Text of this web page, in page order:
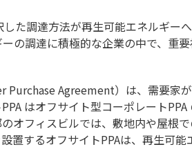
た調達方法が再生可能エネルギー
の調達に積極的な企業の中で、重要
Purchase Agreement）は、需要家
はオフサイト型コーポレート
オフィスビルでは、敷地内や屋根
置するオフサイトPPAは、再生可